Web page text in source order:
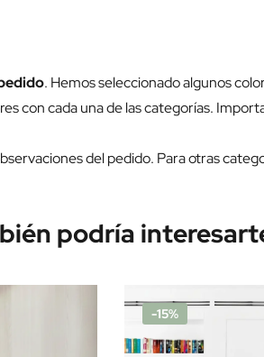
. Hemos seleccionado algunos
con cada una de las categorías.
del pedido. Para otras
podría
-15%